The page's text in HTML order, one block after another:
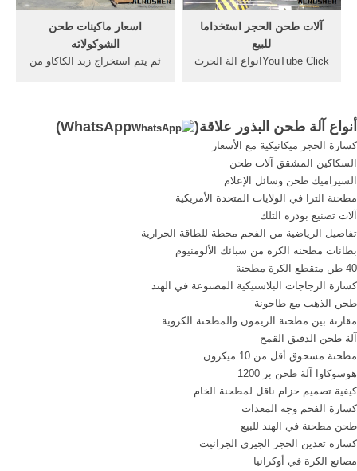
اسعار ماكينات طحن
الشوكولاته
ثم يتم استخراج زبد الكاكاو من
حوالي 25% من وزن القطعة
آلات طحن الحجر استخداما
للبيع
‫انواع الة الحرث‬‎YouTube Click
الهندسية الة طحن جريد . آلات
. Author feifei xiaoدردشة
مجانية. آلات طحن مطرقة
جرش البذور.
أنواع آلة طحن البذور علاقة( WhatsApp
)
كسارة الحجر ميكانيكية مع الأسعار
السكاكين المشقق آلات طحن
السيراميك طحن وسائل الإعلام
مطحنة الترا في الولايات المتحدة الأمريكية
آلات تصنيع بودرة التلك
تفاصيل الرياضية من الفحم محطة للطاقة الحرارية
بطانات مطحنة الكرة من سبائك الألومنيوم
40 طن متقطع الكرة مطحنة
كسارة الزجاجات البلاستيكية المصنوعة في الهند
طحن الذهب مع طاحونة
مقارنة بين مطحنة الريمون والمطحنة الكروية
آلة طحن الدقيق القمح
مطحنة مسحوق أقل من 10 ميكرون
هوسوكاوا آلة طحن بر 1200
كيفية تصميم حزام ناقل لمطحنة الخام
كسارة الفحم وجه المعدات
طحن مطحنة في الهند للبيع
كسارة تعدين الحجر الجيري الجرانيت
مصانع الكرة في أوكرانيا